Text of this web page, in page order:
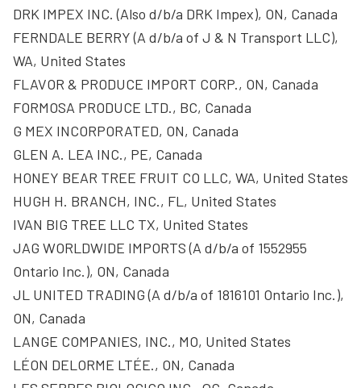
DRK IMPEX INC. (Also d/b/a DRK Impex), ON, Canada
FERNDALE BERRY (A d/b/a of J & N Transport LLC),
WA, United States
FLAVOR & PRODUCE IMPORT CORP., ON, Canada
FORMOSA PRODUCE LTD., BC, Canada
G MEX INCORPORATED, ON, Canada
GLEN A. LEA INC., PE, Canada
HONEY BEAR TREE FRUIT CO LLC, WA, United States
HUGH H. BRANCH, INC., FL, United States
IVAN BIG TREE LLC TX, United States
JAG WORLDWIDE IMPORTS (A d/b/a of 1552955
Ontario Inc.), ON, Canada
JL UNITED TRADING (A d/b/a of 1816101 Ontario Inc.),
ON, Canada
LANGE COMPANIES, INC., MO, United States
LÉON DELORME LTÉE., ON, Canada